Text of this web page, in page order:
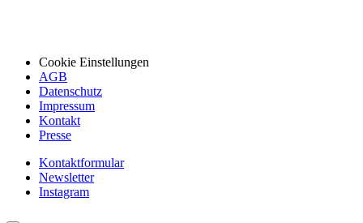
Cookie Einstellungen
AGB
Datenschutz
Impressum
Kontakt
Presse
Kontaktformular
Newsletter
Instagram